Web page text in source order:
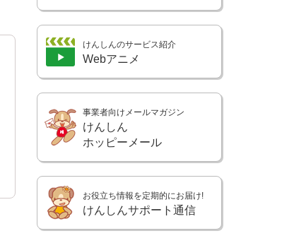
けんしんのサービス紹介
Webアニメ
事業者向けメールマガジン
けんしん
ホッピーメール
お役立ち情報を定期的にお届け!
けんしんサポート通信